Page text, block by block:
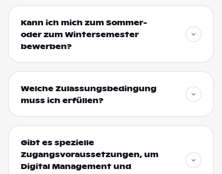
Kann ich mich zum Sommer-
oder zum Wintersemester
bewerben?
Welche Zulassungsbedingung
muss ich erfüllen?
Gibt es spezielle
Zugangsvoraussetzungen, um
Digital Management und